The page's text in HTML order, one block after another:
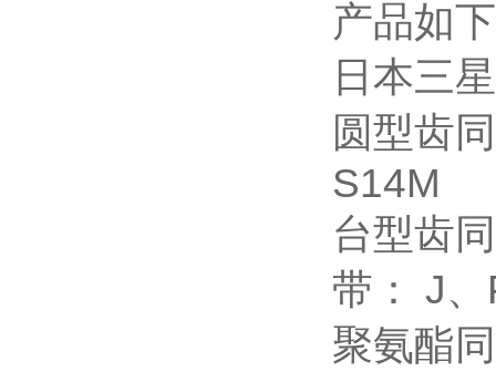
产品如
日本三
圆型齿
S14M
台型齿
带： J
聚氨酯